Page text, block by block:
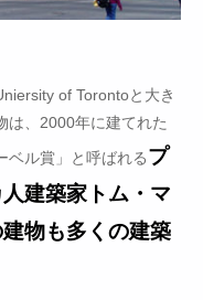
of Torontoと大き
は、2000年に建てれた
ベル賞」と呼ばれるプ
建築家トム・マ
物も多くの建築